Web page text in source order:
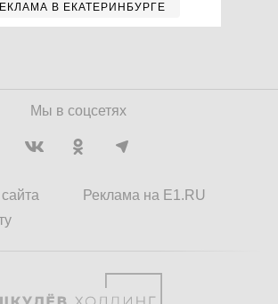
В ЕКАТЕРИНБУРГЕ
Мы в соцсетях
Реклама на E1.RU